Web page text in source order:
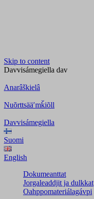
Skip to content
Davvisámegiella dav
Anarâškielâ
Nuõrttsääʹmǩiõll
Davvisámegiella
Suomi
English
Dokumeanttat
Jorgaleaddjit ja dulkkat
Oahppomateriálagávpi